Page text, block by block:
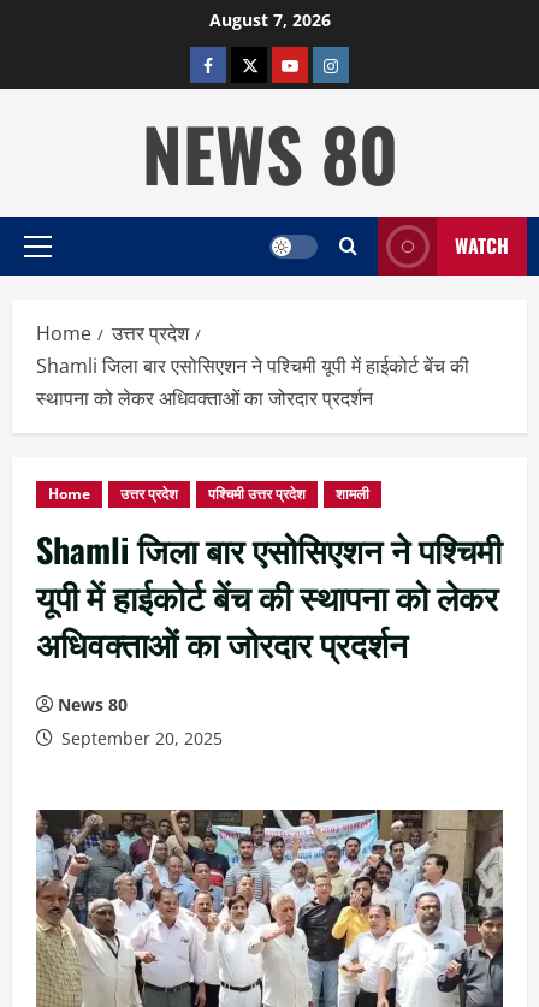
August 7, 2026
facebooktwitterYOUTUBE
instagram
NEWS 80
Primary
WATCH
Home
उत्तर प्रदेश
Shamli जिला बार एसोसिएशन ने पश्चिमी यूपी में हाईकोर्ट बेंच की
स्थापना को लेकर अधिवक्ताओं का जोरदार प्रदर्शन
Home उत्तर प्रदेश पश्चिमी उत्तर प्रदेश शामली
Shamli जिला बार एसोसिएशन ने पश्चिमी
यूपी में हाईकोर्ट बेंच की स्थापना को लेकर
अधिवक्ताओं का जोरदार प्रदर्शन
News 80
September 20, 2025